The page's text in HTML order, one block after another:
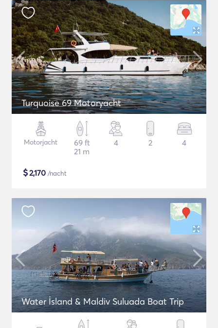
Turquoise 69 Motoryacht
Motorjacht
69 ft
21 m
4 2 4
$2,170 /nacht
Water İsland & Maldiv Suluada Boat Trip